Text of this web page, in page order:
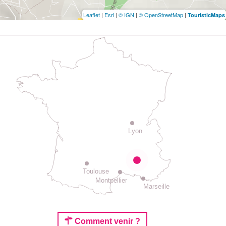
Leaflet | Esri | © IGN | © OpenStreetMap | TouristicMaps
Lyon
Montpellier
Toulouse
Marseille
Comment venir ?